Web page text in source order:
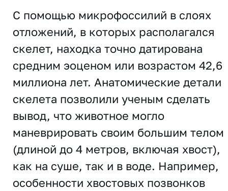
С помощью микрофоссилий в слоях
отложений, в которых располагался
скелет, находка точно датирована
средним эоценом или возрастом 42,6
миллиона лет. Анатомические детали
скелета позволили ученым сделать
вывод, что животное могло
маневрировать своим большим телом
(длиной до 4 метров, включая хвост),
как на суше, так и в воде. Например,
особенности хвостовых позвонков